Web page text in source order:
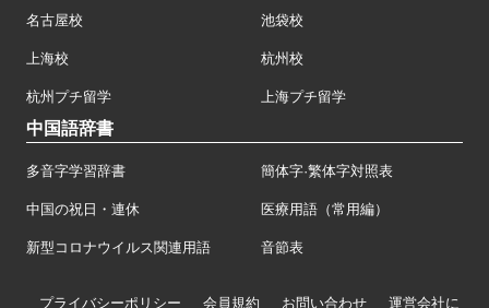
名古屋校 池袋校
上海校 杭州校
杭州プチ留学 上海プチ留学
中国語辞書
多音字学習辞書 簡体字·繁体字対照表
中国の祝日・連休 医療用語（常用編）
新型コロナウイルス関連用語 音節表
プライバシーポリシー 会員規約 お問い合わせ 運営会社に